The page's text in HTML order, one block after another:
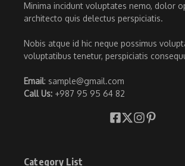
Minima incidunt voluptates nemo, dolor
architecto quis delectus perspiciatis.
Nobis atque id hic neque possimus
voluptatibus tenetur, perspiciatis
Email: sample@gmail.com
Call Us: +987 95 95 64 82
Category List